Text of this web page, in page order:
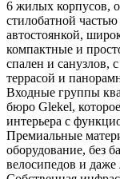
6 жилых корпусов,
стилобатной
автостоянкой,
компактные и
спален и санузлов,
террасой и
Входные группы
бюро Glekel,
интерьера с
Премиальные
оборудование, без
велосипедов и